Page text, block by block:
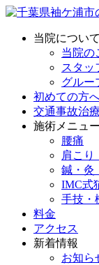
当院について
当院の
スタッ
グルー
初めての方
交通事故治療
施術メニュー
腰痛
肩こり
鍼・灸
IMC式
手技・
料金
アクセス
新着情報
お知ら